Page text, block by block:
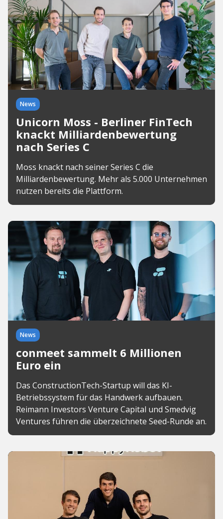
News
Unicorn Moss - Berliner FinTech
knackt Milliardenbewertung
nach Series C
Moss knackt nach seiner Series C die
Milliardenbewertung. Mehr als 5.000 Unternehmen
nutzen bereits die Plattform.
News
conmeet sammelt 6 Millionen
Euro ein
Das ConstructionTech-Startup will das KI-
Betriebssystem für das Handwerk aufbauen.
Reimann Investors Venture Capital und Smedvig
Ventures führen die überzeichnete Seed-Runde an.